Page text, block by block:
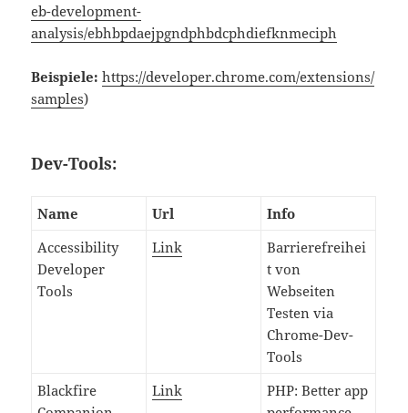
eb-development-
analysis/ebhbpdaejpgndphbdcphdiefknmeciph
Beispiele: https://developer.chrome.com/extensions/
samples)
Dev-Tools:
Name Url
Info
Accessibility
Developer
Tools
Link
Barrierefreihei
t von
Webseiten
Testen via
Chrome-Dev-
Tools
Blackfire
Link
PHP: Better app